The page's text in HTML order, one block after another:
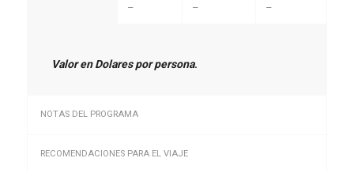
–
– –
Valor en Dolares por persona.
NOTAS DEL PROGRAMA
RECOMENDACIONES PARA EL VIAJE